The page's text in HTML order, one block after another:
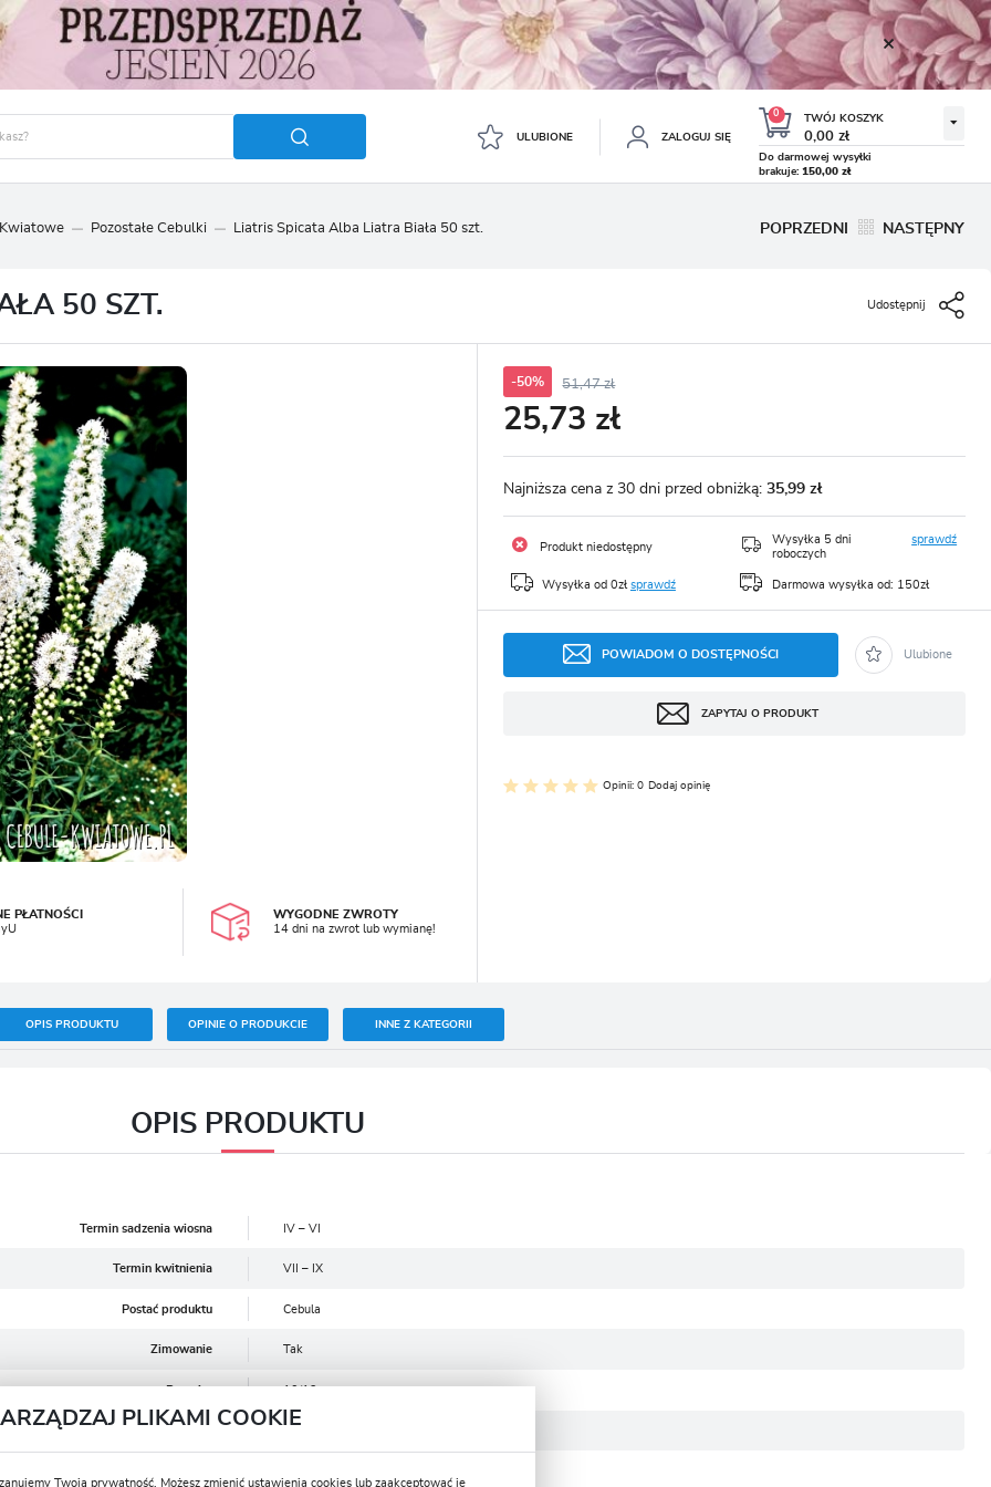
ULUBIONE ZALOGUJ SIĘ
Zapomniałem hasła
SIĘ
podgląd statusu realizacji zamówień
brak konieczności wprowadzania swoich danych przy kolejnych zakupach
0 TWÓJ KOSZYK
0,00 zł
8.99 zł 19.43 zł
KROKUS WIOSENNY MIX 50
19.99 zł 43.32 zł
Do darmowej wysyłki
brakuje: 150,00 zł
Pozostałe Cebulki Liatris Spicata Alba Liatra Biała 50 szt. POPRZEDNI NASTĘPNY
50 SZT. Udostępnij
PŁATNOŚCI
WYGODNE ZWROTY
14 dni na zwrot lub wymianę!
-50% 51,47 zł
25,73 zł
Najniższa cena z 30 dni przed obniżką: 35,99 zł
Produkt niedostępny
Wysyłka 5 dni
roboczych
sprawdź
Wysyłka od 0zł sprawdź Darmowa wysyłka od: 150zł
POWIADOM O DOSTĘPNOŚCI Ulubione
ZAPYTAJ O PRODUKT
Opinii: 0 Dodaj opinię
OPIS PRODUKTU OPINIE O PRODUKCIE INNE Z KATEGORII
OPIS PRODUKTU
Termin sadzenia wiosna IV – VI
Termin kwitnienia VII – IX
Postać produktu Cebula
Zimowanie Tak
Rozmiar 10/12
PLIKAMI COOKIE
Twoją prywatność. Możesz zmienić ustawienia cookies lub zaakceptować je